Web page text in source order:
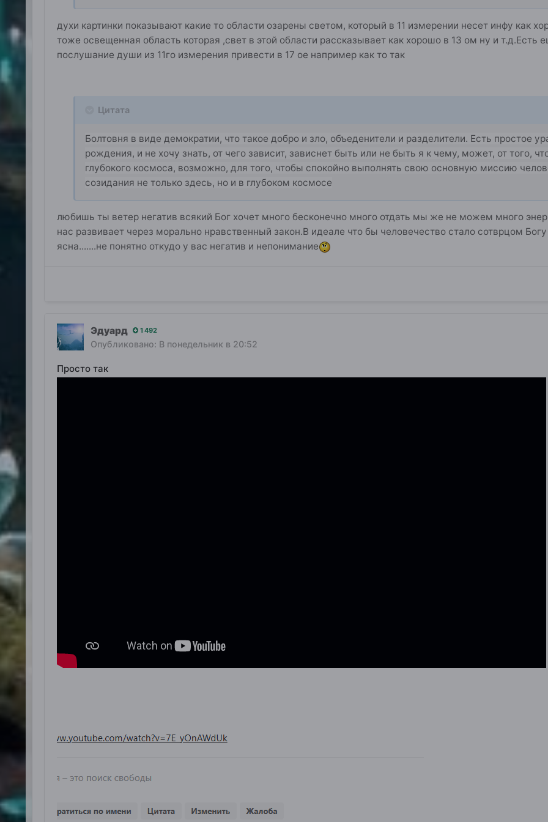
духи картинки показывают какие то области озарены светом, который в 11 измерении несет инфу как
тоже освещенная область которая ,свет в этой области рассказывает как хорошо в 13 ом ну и т.д.Есть
послушание души из 11го измерения привести в 17 ое например как то так
Цитата
Болтовня в виде демократии, что такое добро и зло, объеденители и разделители. Есть простое
рождения, и не хочу знать, от чего зависит, зависнет быть или не быть я к чему, может, от того,
глубокого космоса, возможно, для того, чтобы спокойно выполнять свою основную миссию
созидания не только здесь, но и в глубоком космосе
любишь ты ветер негатив всякий Бог хочет много бесконечно много отдать мы же не можем много
нас развивает через морально нравственный закон.В идеале что бы человечество стало сотврцом
ясна.......не понятно откудо у вас негатив и непонимание
Эдуард 1 492
Опубликовано: В понедельник в 20:52
Просто так